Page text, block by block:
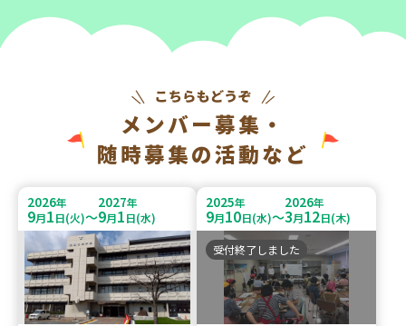
メンバー募集・
随時募集の活動など
2026年
9月1日(火)～
2027年
9月1日(水)
2025年
9月10日(水)～
2026年
3月12日(木)
受付終了しました